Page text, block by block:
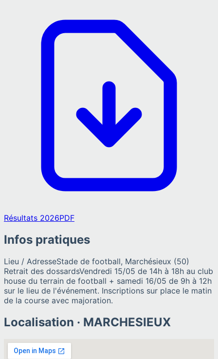
Résultats 2026PDF
Infos pratiques
Lieu / AdresseStade de football, Marchésieux (50)
Retrait des dossardsVendredi 15/05 de 14h à 18h au club
house du terrain de football + samedi 16/05 de 9h à 12h
sur le lieu de l'événement. Inscriptions sur place le matin
de la course avec majoration.
Localisation · MARCHESIEUX